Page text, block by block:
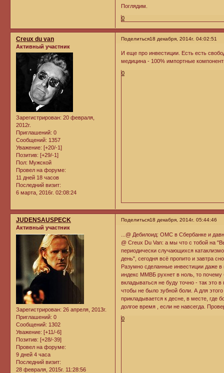
Поглядим.
0
Поделиться18 декабря, 2014г. 04:02:51
Creux du van
Активный участник
Зарегистрирован: 20 февраля,
2012г.
Приглашений: 0
Сообщений: 1357
Уважение: [+20/-1]
Позитив: [+29/-1]
Пол: Мужской
Провел на форуме:
11 дней 18 часов
Последний визит:
6 марта, 2016г. 02:08:24
И еще про инвестиции. Есть есть
медицина - 100% импортные
0
Поделиться18 декабря, 2014г. 05:44:46
JUDENSAUSPECK
Активный участник
Зарегистрирован: 26 апреля, 2013г.
Приглашений: 0
Сообщений: 1302
Уважение: [+11/-6]
Позитив: [+28/-39]
Провел на форуме:
9 дней 4 часа
Последний визит:
28 февраля, 2015г. 11:28:56
...@ Дебилоид: ОМС в Сбербанке и
@ Creux Du Van: а мы что с тобой на
периодически случающихся
день", сегодня всё пропито и завтра
Разумно сделанные инвестиции даже
индекс ММВБ рухнет в ноль, то
вкладываться не буду точно - так это
чтобы не было зубной боли. А для
прикладывается к десне, в месте, где
долгое время , если не навсегда.
0